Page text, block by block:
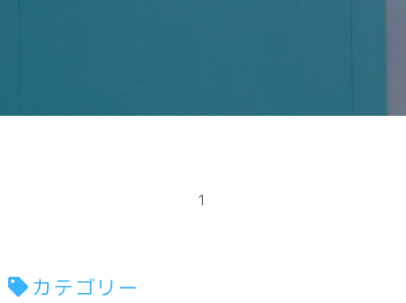
1
カテゴリー